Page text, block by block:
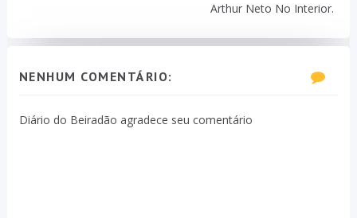
Arthur Neto No Interior.
NENHUM COMENTÁRIO:
Diário do Beiradão agradece seu comentário